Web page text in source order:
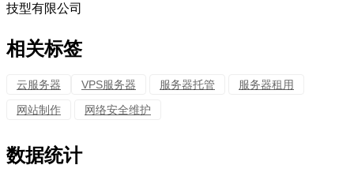
技型有限公司
相关标签
云服务器 VPS服务器 服务器托管
服务器租用
网站制作
网络安全维护
数据统计